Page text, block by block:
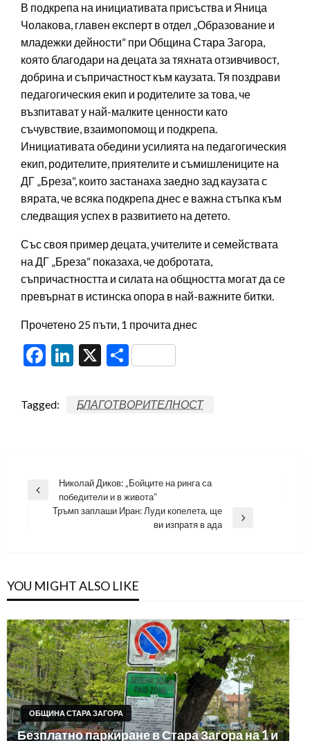
В подкрепа на инициативата присъства и Яница
Чолакова, главен експерт в отдел „Образование и
младежки дейности“ при Община Стара Загора,
която благодари на децата за тяхната отзивчивост,
добрина и съпричастност към каузата. Тя поздрави
педагогическия екип и родителите за това, че
възпитават у най-малките ценности като
съчувствие, взаимопомощ и подкрепа.
Инициативата обедини усилията на педагогическия
екип, родителите, приятелите и съмишлениците на
ДГ „Бреза“, които застанаха заедно зад каузата с
вярата, че всяка подкрепа днес е важна стъпка към
следващия успех в развитието на детето.
Със своя пример децата, учителите и семействата
на ДГ „Бреза“ показаха, че добротата,
съпричастността и силата на общността могат да се
превърнат в истинска опора в най-важните битки.
Прочетено 25 пъти, 1 прочита днес
Facebook
LinkedIn
X Share
Tagged: БЛАГОТВОРИТЕЛНОСТ
Навигация
Previous
Николай Диков: „Бойците на ринга са
победители и в живота“
Тръмп заплаши Иран: Луди копелета, ще
ви изпратя в ада
YOU MIGHT ALSO LIKE
ОБЩИНА СТАРА ЗАГОРА
Безплатно паркиране в Стара Загора на 1 и